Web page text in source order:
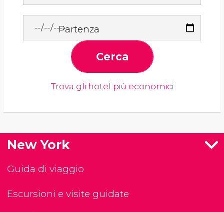
Partenza
Cerca
Trova gli hotel più economici
New York
Guida di viaggio
Escursioni e visite guidate